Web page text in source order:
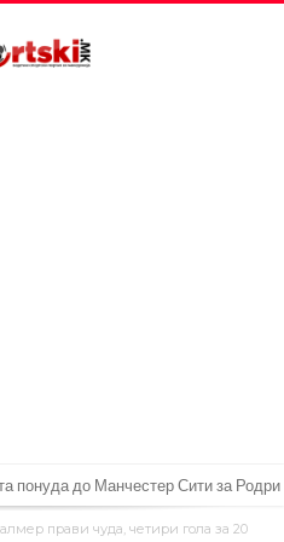
понуда до Манчестер Сити за Родри
замена на Родри, и тоа во голем
прави чуда, четири гола за 20